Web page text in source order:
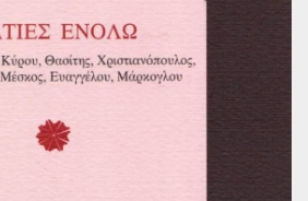
Βιβλία για Παιδιά
Ελληνικό Θέατρο